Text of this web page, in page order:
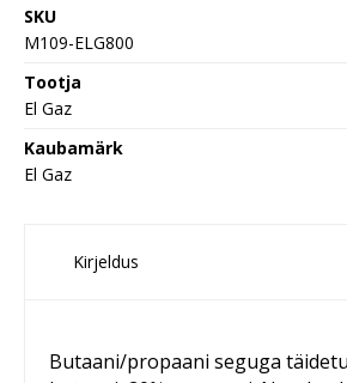
SKU
M109-ELG800
Tootja
El Gaz
Kaubamärk
El Gaz
Kirjeldus
Butaani/propaani seguga